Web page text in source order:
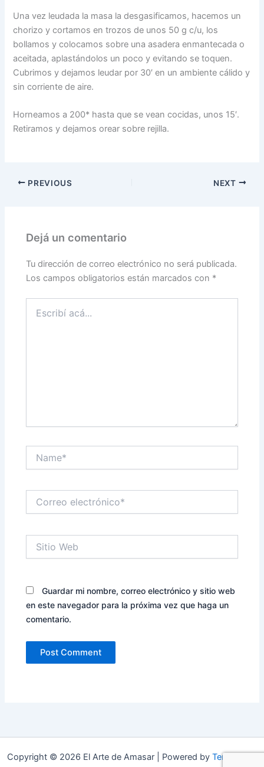
Una vez leudada la masa la desgasificamos, hacemos un
chorizo y cortamos en trozos de unos 50 g c/u, los
bollamos y colocamos sobre una asadera enmantecada o
aceitada, aplastándolos un poco y evitando se toquen.
Cubrimos y dejamos leudar por 30′ en un ambiente cálido y
sin corriente de aire.
Horneamos a 200* hasta que se vean cocidas, unos 15′.
Retiramos y dejamos orear sobre rejilla.
PREVIOUS NEXT
Dejá un comentario
Tu dirección de correo electrónico no será publicada.
Los campos obligatorios están marcados con *
acá...
electrónico*
Web
Guardar mi nombre, correo electrónico y sitio web
en este navegador para la próxima vez que haga un
comentario.
Copyright © 2026 El Arte de Amasar | Powered by Tema Astra